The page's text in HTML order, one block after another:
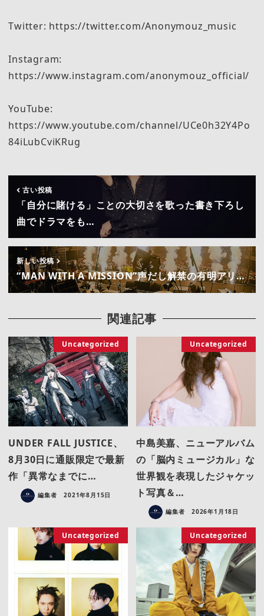
Twitter: https://twitter.com/Anonymouz_music
Instagram:
https://www.instagram.com/anonymouz_official/
YouTube:
https://www.youtube.com/channel/UCe0h32Y4Po
84iLubCviKRug
古い投稿
「自分に賭ける」ことの大切さを歌った書き下ろし
曲でドラマをも…
新しい投稿
“MAN WITH A MISSION”声だし解禁の有明アリ…
関連記事
Uncategorized
UNDER FALL JUSTICE、
8月30日に通販限定で最新
作「異常なまでに…
編集者 2021年8月15日
Uncategorized
中島美嘉、ニューアルバム
の「脳内ミュージカル」な
世界観を表現したジャケッ
ト写真＆…
編集者 2026年1月18日
Uncategorized Uncategorized